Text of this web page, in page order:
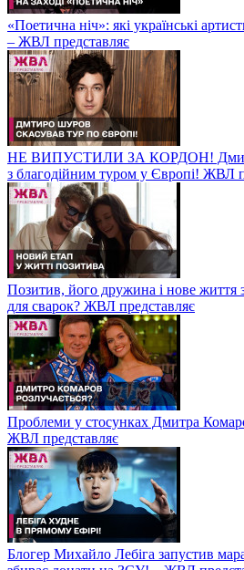
«Поетична ніч»: які українські
– ЖВЛ представляє
НЕ ВИПУСТИЛИ ЗА КОРДОН!
з благодійним туром у Європі! ЖВЛ
Позитив, його дружина і нове життя
для сварок? ЖВЛ представляє
Проблеми у стосунках Дмитра
ЖВЛ представляє
Блогер Михайло Лебіга запустив